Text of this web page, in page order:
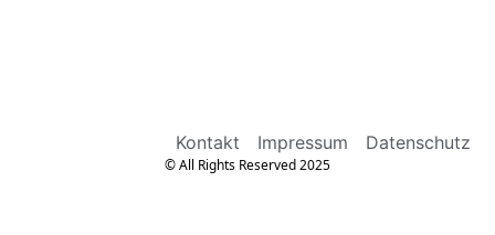
Kontakt Impressum Datenschutz
© All Rights Reserved 2025